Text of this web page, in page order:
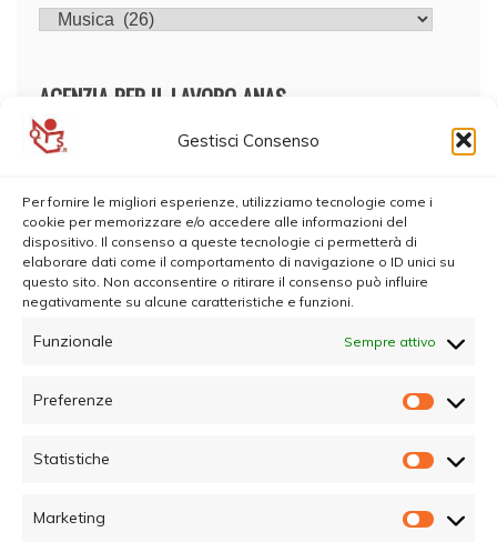
Gestisci Consenso
Per fornire le migliori esperienze, utilizziamo tecnologie come i
cookie per memorizzare e/o accedere alle informazioni del
dispositivo. Il consenso a queste tecnologie ci permetterà di
elaborare dati come il comportamento di navigazione o ID unici su
questo sito. Non acconsentire o ritirare il consenso può influire
negativamente su alcune caratteristiche e funzioni.
Funzionale Sempre attivo
Preferenze
Statistiche
Marketing
CATEGORIE
AGENZIA PER IL LAVORO ANAS